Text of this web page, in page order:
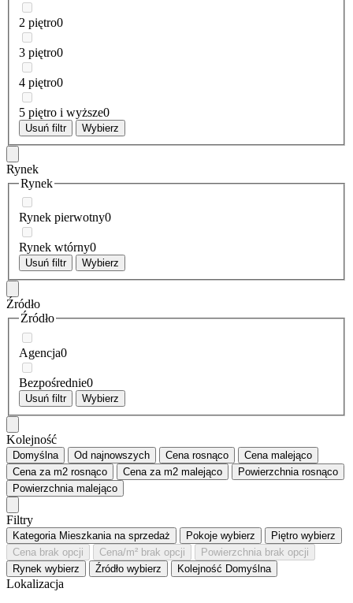
2 piętro0
3 piętro0
4 piętro0
5 piętro i wyższe0
Usuń filtr Wybierz
Rynek
Rynek
Rynek pierwotny0
Rynek wtórny0
Usuń filtr Wybierz
Źródło
Źródło
Agencja0
Bezpośrednie0
Usuń filtr Wybierz
Kolejność
Domyślna Od najnowszych Cena rosnąco Cena malejąco
Cena za m2 rosnąco Cena za m2 malejąco Powierzchnia rosnąco
Powierzchnia malejąco
Filtry
Kategoria Mieszkania na sprzedaż Pokoje wybierz Piętro wybierz
Cena brak opcji Cena/m² brak opcji Powierzchnia brak opcji
Rynek wybierz Źródło wybierz Kolejność Domyślna
Lokalizacja